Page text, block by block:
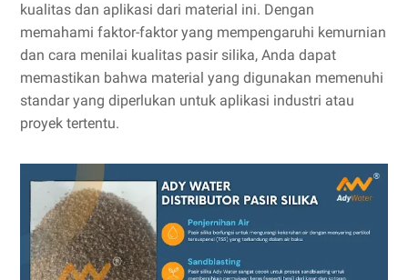
kualitas dan aplikasi dari material ini. Dengan
memahami faktor-faktor yang mempengaruhi kemurnian
dan cara menilai kualitas pasir silika, Anda dapat
memastikan bahwa material yang digunakan memenuhi
standar yang diperlukan untuk aplikasi industri atau
proyek tertentu.